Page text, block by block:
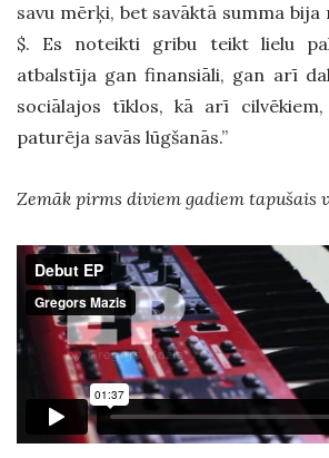
savu mērķi, bet savāktā summa bija
$. Es noteikti gribu teikt lielu
atbalstīja gan finansiāli, gan arī
sociālajos tīklos, kā arī
paturēja savās lūgšanās.”
Zemāk pirms diviem gadiem tapušais